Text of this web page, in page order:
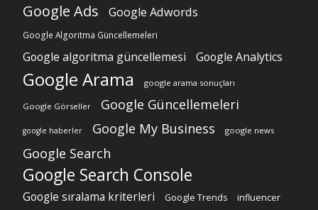
Google Ads Google Adwords
Google Algoritma Güncellemeleri
Google algoritma güncellemesi Google Analytics
Google Arama google arama sonuçları
Google Görseller Google Güncellemeleri
google haberler Google My Business google news
Google Search
Google Search Console
Google sıralama kriterleri Google Trends influencer